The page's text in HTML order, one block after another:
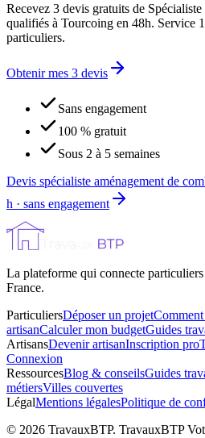
Recevez 3 devis gratuits de
qualifiés à Tourcoing en 48h. Service
particuliers.
Obtenir mes 3 devis
Sans engagement
100 % gratuit
Sous 2 à 5 semaines
Devis spécialiste aménagement de
h · sans engagement
La plateforme qui connecte
France.
ParticuliersDéposer un projet
artisanCalculer mon budgetGuides
ArtisansDevenir artisanInscription pro
Connexion
RessourcesBlog & conseilsGuides
métiersVilles couvertes
LégalMentions légalesPolitique de
© 2026 TravauxBTP. TravauxBTP